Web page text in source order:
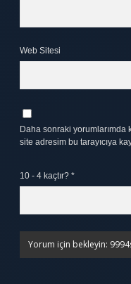
Web Sitesi
Daha sonraki yorumlarımda
site adresim bu tarayıcıya
10 - 4 kaçtır? *